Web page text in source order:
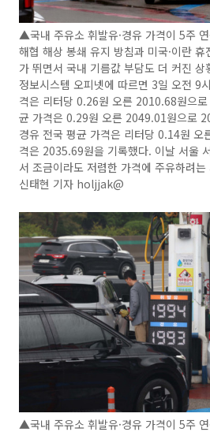
▲국내 주유소 휘발유·경유 가격이 5주
해협 해상 봉쇄 유지 방침과 미국·이란
가 뛰면서 국내 기름값 부담도 더 커진
정보시스템 오피넷에 따르면 3일 오전 9
격은 리터당 0.26원 오른 2010.68원으
균 가격은 0.29원 오른 2049.01원으로
경유 전국 평균 가격은 리터당 0.14원
격은 2035.69원을 기록했다. 이날 서울
서 조금이라도 저렴한 가격에 주유하려
신태현 기자 holjjak@
▲국내 주유소 휘발유·경유 가격이 5주